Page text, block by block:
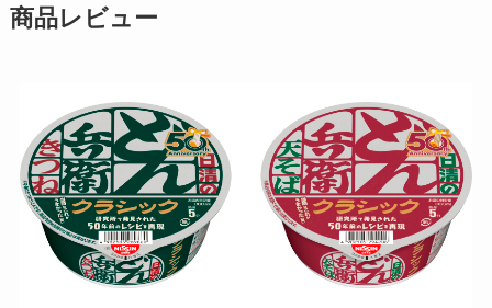
商品レビュー